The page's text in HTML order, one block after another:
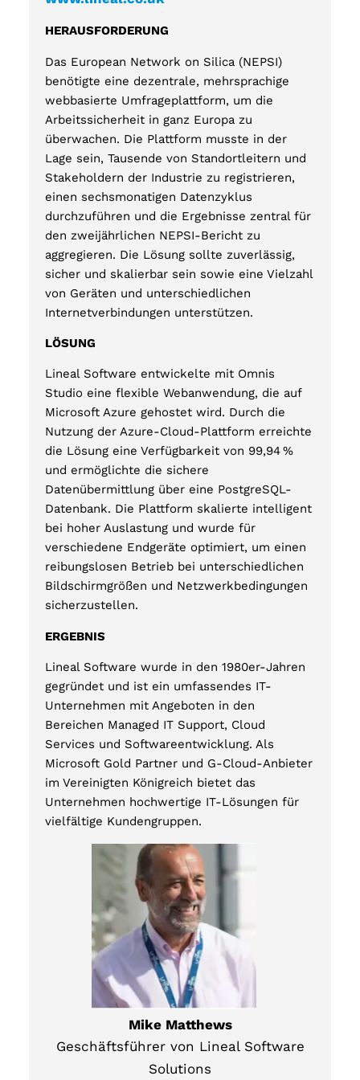
HERAUSFORDERUNG
Das European Network on Silica (NEPSI)
benötigte eine dezentrale, mehrsprachige
webbasierte Umfrageplattform, um die
Arbeitssicherheit in ganz Europa zu
überwachen. Die Plattform musste in der
Lage sein, Tausende von Standortleitern und
Stakeholdern der Industrie zu registrieren,
einen sechsmonatigen Datenzyklus
durchzuführen und die Ergebnisse zentral für
den zweijährlichen NEPSI-Bericht zu
aggregieren. Die Lösung sollte zuverlässig,
sicher und skalierbar sein sowie eine Vielzahl
von Geräten und unterschiedlichen
Internetverbindungen unterstützen.
LÖSUNG
Lineal Software entwickelte mit Omnis
Studio eine flexible Webanwendung, die auf
Microsoft Azure gehostet wird. Durch die
Nutzung der Azure-Cloud-Plattform erreichte
die Lösung eine Verfügbarkeit von 99,94 %
und ermöglichte die sichere
Datenübermittlung über eine PostgreSQL-
Datenbank. Die Plattform skalierte intelligent
bei hoher Auslastung und wurde für
verschiedene Endgeräte optimiert, um einen
reibungslosen Betrieb bei unterschiedlichen
Bildschirmgrößen und Netzwerkbedingungen
sicherzustellen.
ERGEBNIS
Lineal Software wurde in den 1980er-Jahren
gegründet und ist ein umfassendes IT-
Unternehmen mit Angeboten in den
Bereichen Managed IT Support, Cloud
Services und Softwareentwicklung. Als
Microsoft Gold Partner und G-Cloud-Anbieter
im Vereinigten Königreich bietet das
Unternehmen hochwertige IT-Lösungen für
vielfältige Kundengruppen.
Mike Matthews
Geschäftsführer von Lineal Software
Solutions